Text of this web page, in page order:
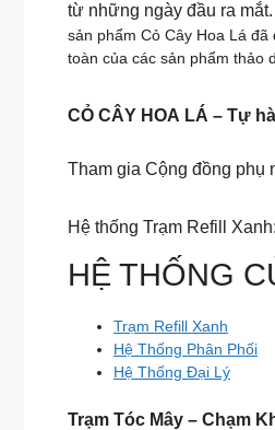
từ những ngày đầu ra
sản phẩm Cỏ Cây Hoa Lá
toàn của các sản phẩm thảo
CỎ CÂY HOA LÁ – Tự
Tham gia Cộng đồng phụ
Hệ thống Trạm Refill Xanh:
HỆ THỐNG
Trạm Refill Xanh
Hệ Thống Phân Phối
Hệ Thống Đại Lý
Trạm Tóc Mây – Chạm